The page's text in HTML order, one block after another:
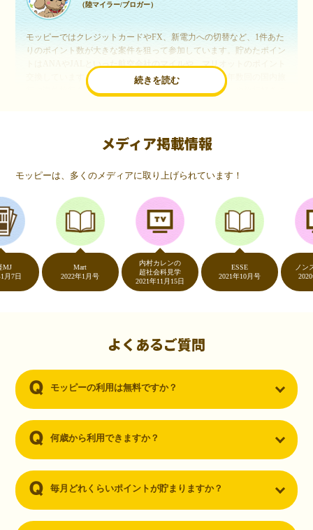
続きを読む
（陸マイラー/ブロガー）
モッピーではクレジットカードやFX、新電力への切替など、1件あた
りのポイント数が大きな案件を狙って参加しています。貯めたポイン
交換しています。このようにすることで、ほぼ無料で年数回の国内旅
行や海外旅行を実現しています。モッピーは陸マイラーや旅行好きに
いつものネットショッピングが、モッピーでお得
（20代・女性）
友達に勧められてモッピーをはじめました。空いた時間にスマホで買
い物をすることが多いのですが、モッピーを経由するだけでショップ
のポイントとモッピーのポイントが二重で貯まることを知り、ビック
リ…！いつものネットショッピングをモッピーを経由するだけでポイ
ントが貯まるなんて…もっと早く教えてほしかった～！貯まったポイ
ントはギフト券に交換して、プチ贅沢を楽しんでます♪
（30代・男性）
ーを知りました。クレジットカードを発行するだけでポイントが貯ま
るならと無料登録して、クレジットカードの発行やアプリダウンロー
メディア掲載情報
モッピーは、多くのメディアに取り上げられています！
2022年1月号
内村カレンの
超社会科見学
2021年11月15日
2021年10月号
ノンストッ
2020年5月
よくあるご質問
モッピーの利用は無料ですか？
何歳から利用できますか？
毎月どれくらいポイントが貯まりますか？